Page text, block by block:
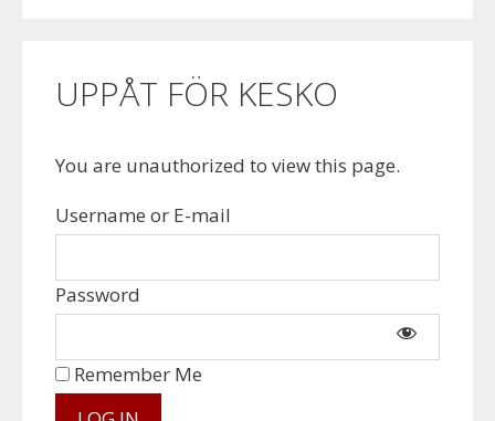
UPPÅT FÖR KESKO
You are unauthorized to view this page.
Username or E-mail
Password
Remember Me